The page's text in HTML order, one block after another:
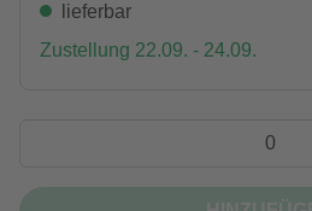
lieferbar
Zustellung 22.09. - 24.09.